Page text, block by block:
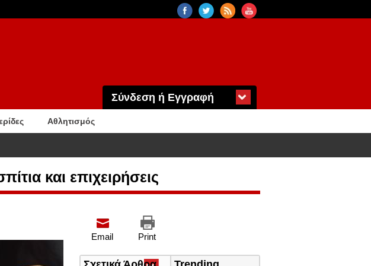
Σύνδεση ή Εγγραφή
Αθλητισμός
και επιχειρήσεις
Print
Email